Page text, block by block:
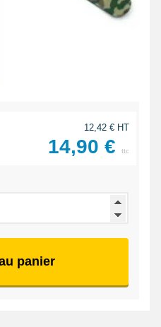
12,42 € HT
14,90 € ttc
panier